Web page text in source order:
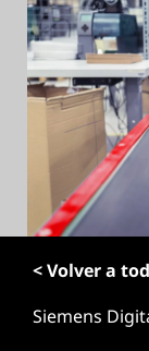
n
d
o
< Volver a
Siemens